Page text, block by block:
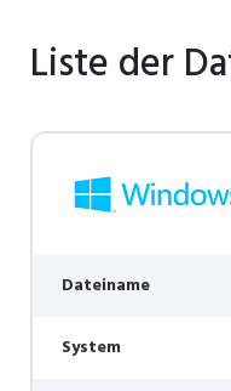
Liste der
Dateiname
System